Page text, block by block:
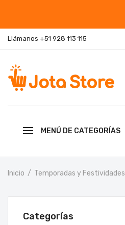
Llámanos +51 928 113 115
MENÚ DE CATEGORÍAS
Inicio Temporadas y Festividades
Categorías